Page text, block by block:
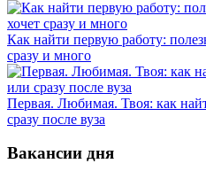
Как найти первую работу:
сразу и много
Первая. Любимая. Твоя: как
сразу после вуза
Вакансии дня